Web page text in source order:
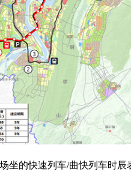
的快速列车/曲快列车时